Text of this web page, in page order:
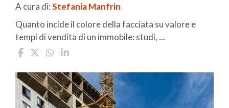
A cura di:Stefania Manfrin
Quanto incide il colore della facciata su valore e
tempi di vendita di un immobile: studi, ...